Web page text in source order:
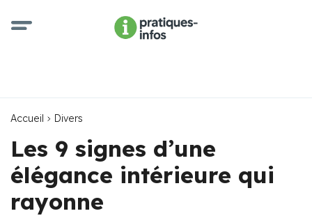
Accueil Divers
Les 9 signes d’une
élégance intérieure qui
rayonne